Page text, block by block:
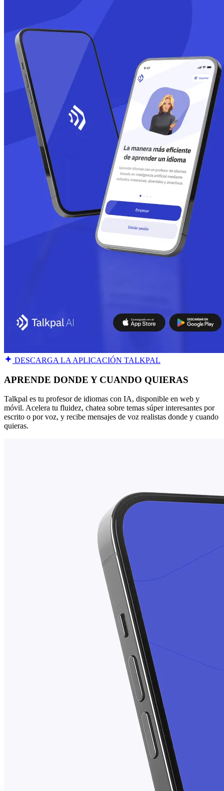
DESCARGA LA APLICACIÓN TALKPAL
APRENDE DONDE Y CUANDO QUIERAS
Talkpal es tu profesor de idiomas con IA, disponible en web y
móvil. Acelera tu fluidez, chatea sobre temas súper interesantes por
escrito o por voz, y recibe mensajes de voz realistas donde y cuando
quieras.